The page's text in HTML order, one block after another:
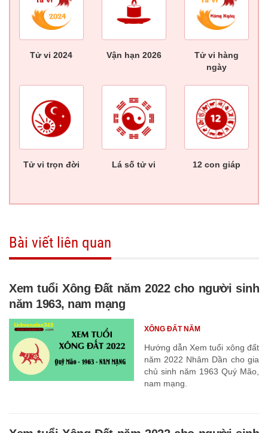
Tử vi 2024 Vận hạn 2026
Tử vi hàng
ngày
Tử vi trọn đời Lá số tử vi 12 con giáp
Bài viết liên quan
Xem tuổi Xông Đất năm 2022 cho người sinh
năm 1963, nam mạng
Hướng dẫn Xem tuổi xông đất
năm 2022 Nhâm Dần cho gia
chủ sinh năm 1963 Quý Mão,
nam mạng.
XÔNG ĐẤT NĂM